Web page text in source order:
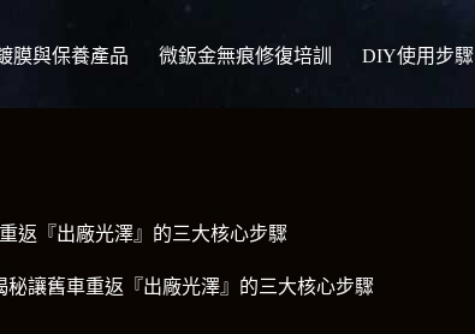
膜與保養產品 微鈑金無痕修復培訓 DIY使用步驟
返『出廠光澤』的三大核心步驟
秘讓舊車重返『出廠光澤』的三大核心步驟